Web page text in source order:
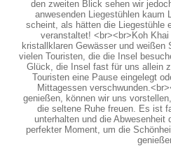
den zweiten Blick sehen wir
anwesenden Liegestühlen kaum
scheint, als hätten die Liegestühle
veranstaltet! <br><br>Koh
kristallklaren Gewässer und weißen
vielen Touristen, die die Insel
Glück, die Insel fast für uns allein
Touristen eine Pause eingelegt
Mittagessen
genießen, können wir uns
die seltene Ruhe freuen. Es ist
unterhalten und die Abwesenheit
perfekter Moment, um die